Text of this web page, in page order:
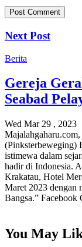
Next Post
Berita
Gereja
Seabad
Wed Mar 29 , 2023
Majalahgaharu.com,
(Pinksterbeweging)
istimewa dalam
hadir di Indonesia.
Krakatau, Hotel
Maret 2023 dengan
Bangsa.” Facebook
You May